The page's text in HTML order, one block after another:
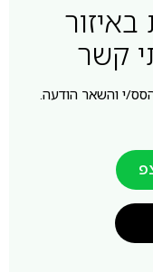
קשר
י והשאר הודעה.